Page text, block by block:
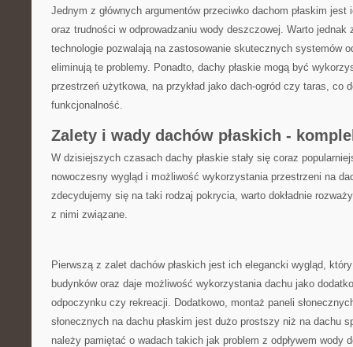
Jednym z ⁢głównych argumentów przeciwko dachom​ płaskim jest⁢
oraz trudności w odprowadzaniu ⁣wody⁤ deszczowej.‍ Warto jednak​
technologie pozwalają⁢ na zastosowanie skutecznych systemów
eliminują te⁢ problemy. Ponadto, dachy płaskie mogą​ być
‍przestrzeń użytkowa, na przykład jako ​dach-ogród czy taras, co
funkcjonalność.
Zalety i⁤ wady dachów ⁢płaskich ⁣-
W dzisiejszych ⁣czasach dachy płaskie⁣ stały się coraz​
nowoczesny wygląd i możliwość wykorzystania przestrzeni na
zdecydujemy się⁣ na taki rodzaj pokrycia, warto​ dokładnie
z nimi związane.
Pierwszą z zalet dachów płaskich jest ich elegancki ​wygląd,⁣
budynków ⁤oraz​ daje⁣ możliwość wykorzystania dachu ⁢jako
odpoczynku czy rekreacji. ​Dodatkowo, montaż ⁣paneli
słonecznych na dachu​ płaskim‍ jest ⁣dużo prostszy niż ‍na⁤ dachu‌
należy pamiętać ‍o wadach takich‍ jak problem ⁣z odpływem ⁤wody